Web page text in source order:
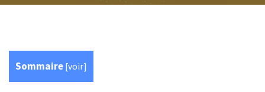
Sommaire [voir]